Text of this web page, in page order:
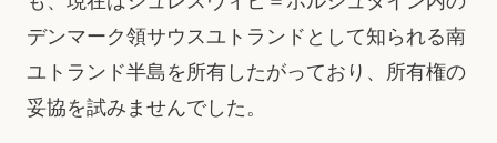
デンマーク領サウスユトランドとして知られる南
ユトランド半島を所有したがっており、所有権の
妥協を試みませんでした。